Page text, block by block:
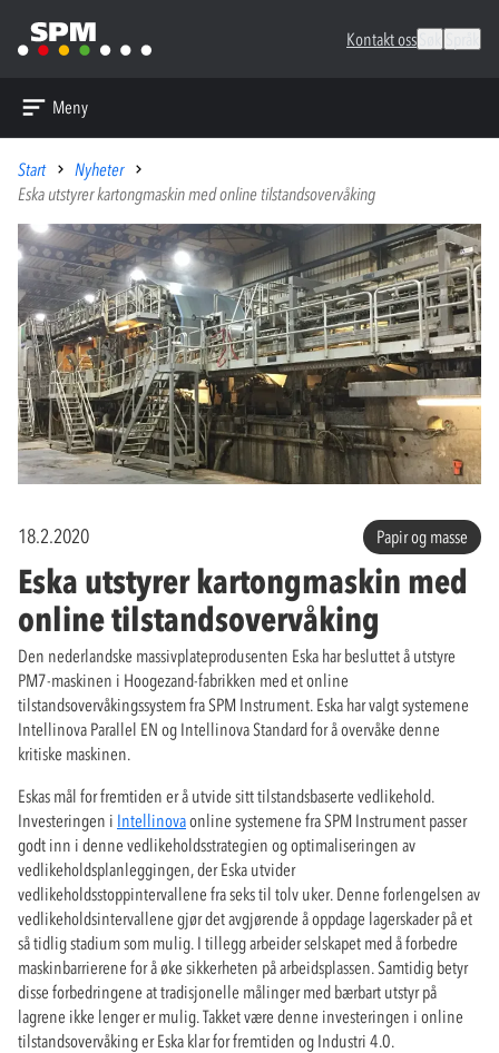
Kontakt oss
Meny
Start
Nyheter
Eska utstyrer kartongmaskin med online tilstandsovervåking
18.2.2020 Papir og masse
Eska utstyrer kartongmaskin med
online tilstandsovervåking
Den nederlandske massivplateprodusenten Eska har besluttet å utstyre
PM7-maskinen i Hoogezand-fabrikken med et online
tilstandsovervåkingssystem fra SPM Instrument. Eska har valgt systemene
Intellinova Parallel EN og Intellinova Standard for å overvåke denne
kritiske maskinen.
Eskas mål for fremtiden er å utvide sitt tilstandsbaserte vedlikehold.
Investeringen i Intellinovaonline systemene fra SPM Instrument passer
godt inn i denne vedlikeholdsstrategien og optimaliseringen av
vedlikeholdsplanleggingen, der Eska utvider
vedlikeholdsstoppintervallene fra seks til tolv uker. Denne forlengelsen av
vedlikeholdsintervallene gjør det avgjørende å oppdage lagerskader på et
så tidlig stadium som mulig. I tillegg arbeider selskapet med å forbedre
maskinbarrierene for å øke sikkerheten på arbeidsplassen. Samtidig betyr
disse forbedringene at tradisjonelle målinger med bærbart utstyr på
lagrene ikke lenger er mulig. Takket være denne investeringen i online
tilstandsovervåking er Eska klar for fremtiden og Industri 4.0.